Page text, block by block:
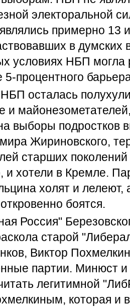
электоральной
примерно 13
в думских
условиях НБП могла
5-процентного
осталась
и
выборы подростков
Жириновского,
старших
и хотели в Кремле.
холят и
боятся.
Россия"
старой
Виктор
партии. Минюст
легитимной
которая и